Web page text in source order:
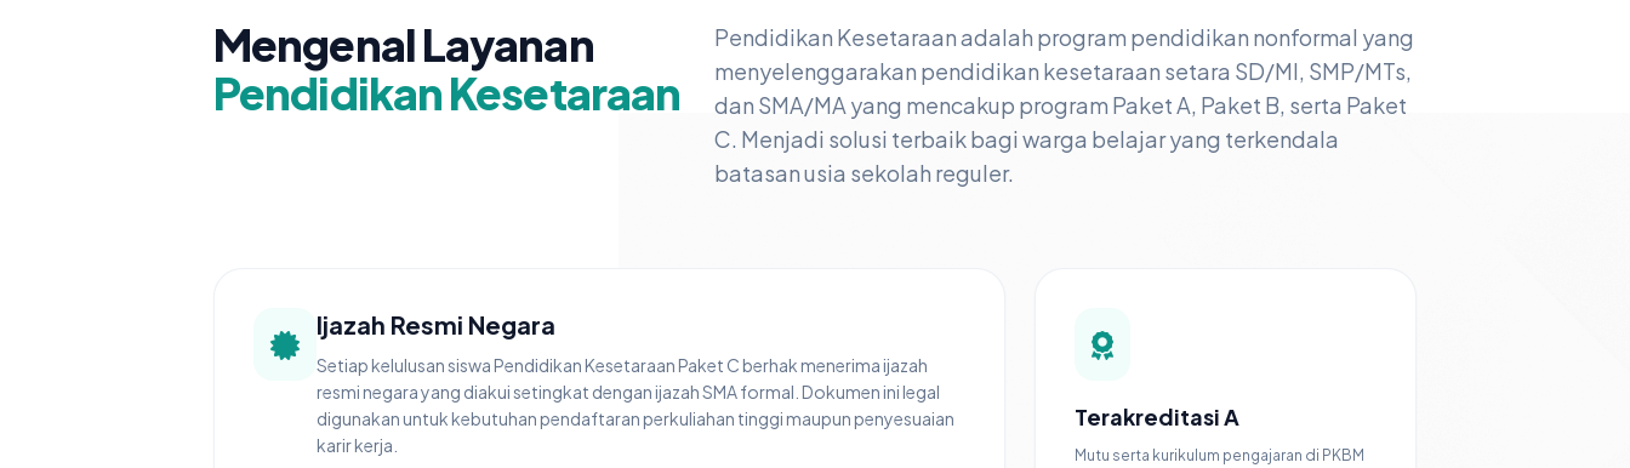
Mengenal Layanan
Pendidikan Kesetaraan
Pendidikan Kesetaraan adalah program pendidikan nonformal yang
menyelenggarakan pendidikan kesetaraan setara SD/MI, SMP/MTs,
dan SMA/MA yang mencakup program Paket A, Paket B, serta Paket
C. Menjadi solusi terbaik bagi warga belajar yang terkendala
batasan usia sekolah reguler.
Ijazah Resmi Negara
Setiap kelulusan siswa Pendidikan Kesetaraan Paket C berhak menerima ijazah
resmi negara yang diakui setingkat dengan ijazah SMA formal. Dokumen ini legal
digunakan untuk kebutuhan pendaftaran perkuliahan tinggi maupun penyesuaian
karir kerja.
Terakreditasi A
Mutu serta kurikulum pengajaran di PKBM